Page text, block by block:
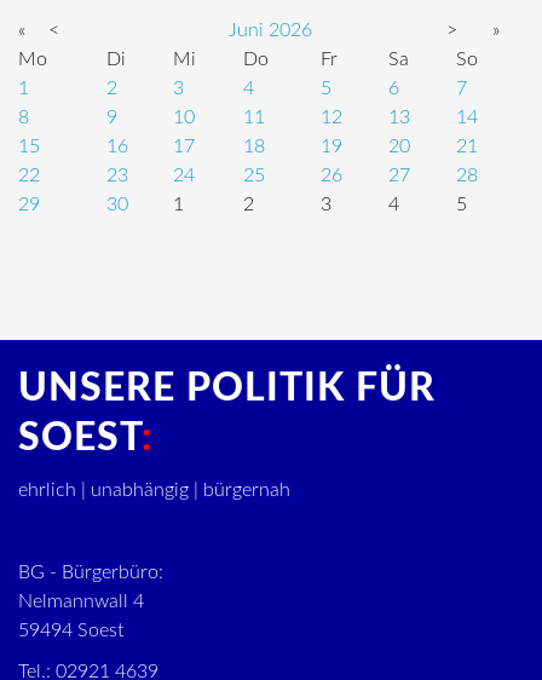
« < Juni 2026 >
»
Mo
Di Mi Do Fr Sa
So
1
2 3 4 5 6
7
8
9 10 11 12 13
14
15
16 17 18 19 20
21
22
23 24 25 26 27
28
29
30 1 2 3 4 5
UNSERE POLITIK FÜR
SOEST
ehrlich | unabhängig | bürgernah
BG - Bürgerbüro:
Nelmannwall 4
59494 Soest
Tel.: 02921 4639